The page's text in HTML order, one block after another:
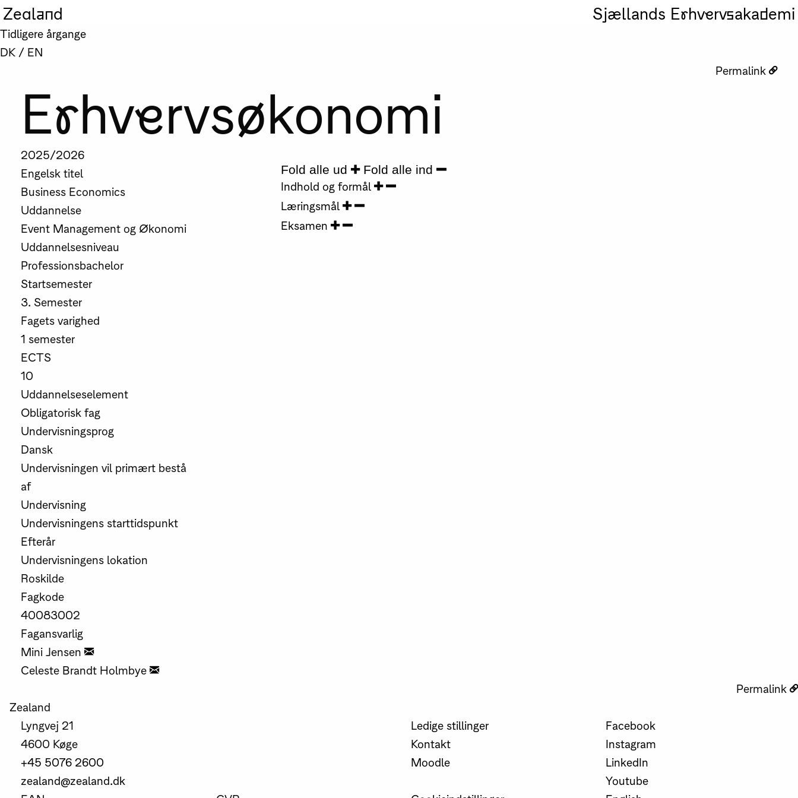
Zealand Sjællands Erhvervsakademi
Tidligere årgange
DK / EN
Permalink
Erhvervsøkonomi
2025/2026
Engelsk titel
Business Economics
Uddannelse
Event Management og Økonomi
Uddannelsesniveau
Professionsbachelor
Startsemester
3. Semester
Fagets varighed
1 semester
ECTS
10
Uddannelseselement
Obligatorisk fag
Undervisningsprog
Dansk
Undervisningen vil primært bestå
af
Undervisning
Undervisningens starttidspunkt
Efterår
Undervisningens lokation
Roskilde
Fagkode
40083002
Fagansvarlig
Mini Jensen
Celeste Brandt Holmbye
Fold alle ud Fold alle ind
Indhold og formål
Læringsmål
Eksamen
Permalink
Zealand
Lyngvej 21
4600 Køge
+45 5076 2600
zealand@zealand.dk
Ledige stillinger
Kontakt
Moodle
Facebook
Instagram
LinkedIn
Youtube